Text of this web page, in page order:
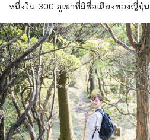
หนึ่งใน 300 ภูเขาที่มีชื่อเสียงของญี่ปุ่น